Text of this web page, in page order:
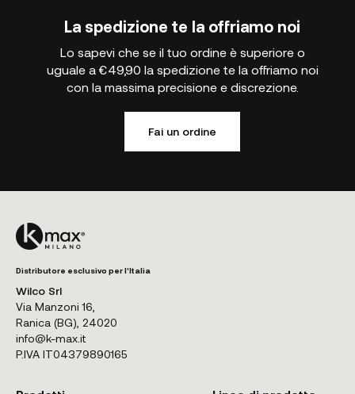
La spedizione te la offriamo noi
Lo sapevi che se il tuo ordine è superiore o
uguale a €49,90 la spedizione te la offriamo noi
con la massima precisione e discrezione.
Fai un ordine
Distributore esclusivo per l'Italia
Wilco Srl
Via Manzoni 16,
Ranica (BG), 24020
info@k-max.it
P.IVA IT04379890165